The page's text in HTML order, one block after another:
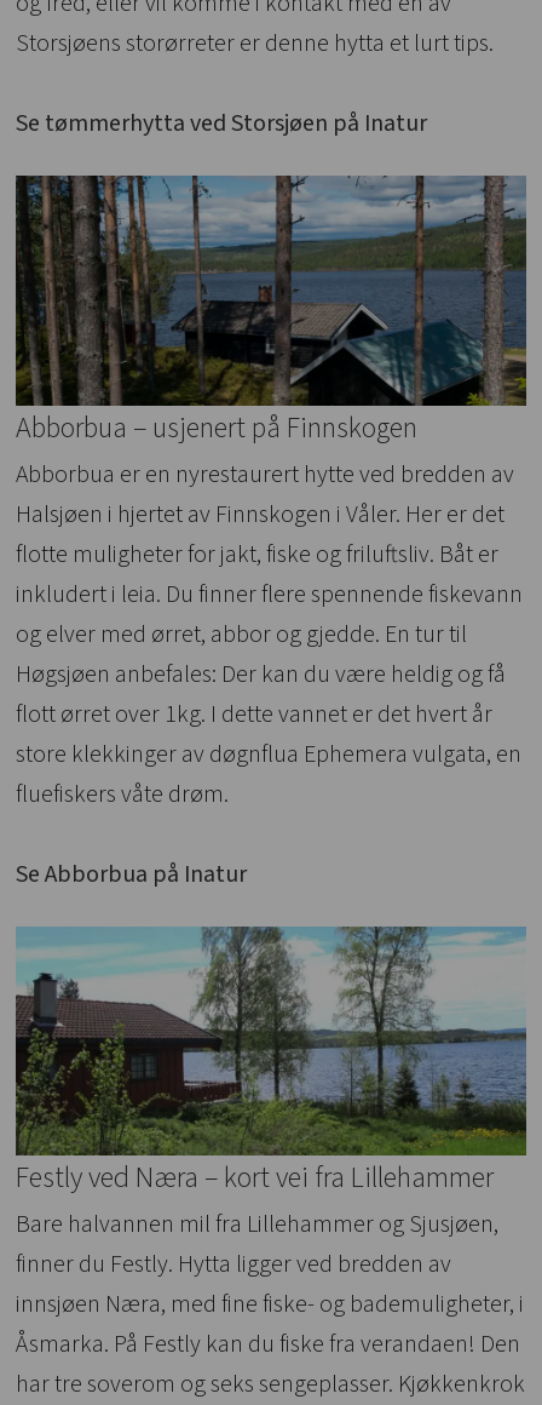
Storsjøens storørreter er denne hytta et lurt tips.
Se tømmerhytta ved Storsjøen på Inatur
Abborbua – usjenert på Finnskogen
Abborbua er en nyrestaurert hytte ved bredden av
Halsjøen i hjertet av Finnskogen i Våler. Her er det
flotte muligheter for jakt, fiske og friluftsliv. Båt er
inkludert i leia. Du finner flere spennende fiskevann
og elver med ørret, abbor og gjedde. En tur til
Høgsjøen anbefales: Der kan du være heldig og få
flott ørret over 1kg. I dette vannet er det hvert år
store klekkinger av døgnflua Ephemera vulgata, en
fluefiskers våte drøm.
Se Abborbua på Inatur
Festly ved Næra – kort vei fra Lillehammer
Bare halvannen mil fra Lillehammer og Sjusjøen,
finner du Festly. Hytta ligger ved bredden av
innsjøen Næra, med fine fiske- og bademuligheter, i
Åsmarka. På Festly kan du fiske fra verandaen! Den
har tre soverom og seks sengeplasser. Kjøkkenkrok